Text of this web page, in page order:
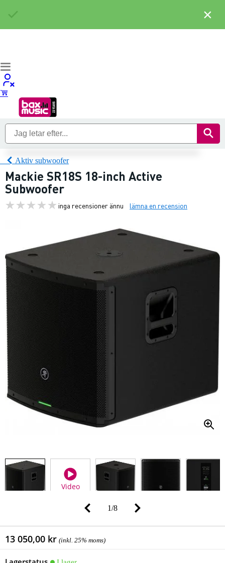
Aktiv subwoofer
Mackie SR18S 18-inch Active
Subwoofer
inga recensioner ännu lämna en recension
Video
1/8
13 050,00 kr (inkl. 25% moms)
×